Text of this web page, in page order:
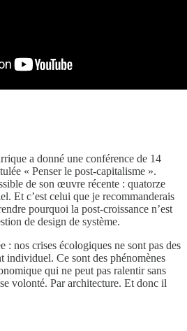
a donné une conférence de 14
« Penser le post-capitalisme ».
de son œuvre récente : quatorze
Et c’est celui que je recommanderais
pourquoi la post-croissance n’est
de design de système.
: nos crises écologiques ne sont pas des
individuel. Ce sont des phénomènes
qui ne peut pas ralentir sans
volonté. Par architecture. Et donc il